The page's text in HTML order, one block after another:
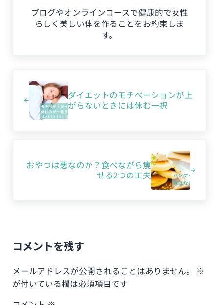
ブログやオンラインコースで健康的で女性
らしく美しい体を作ることをお約束しま
す。
ダイエットのモチベーションが上
がらないときには休む一択
おやつは悪なのか？食べながら痩
せる2つの工夫
コメントを残す
メールアドレスが公開されることはありません。
※
が付いている欄は必須項目です